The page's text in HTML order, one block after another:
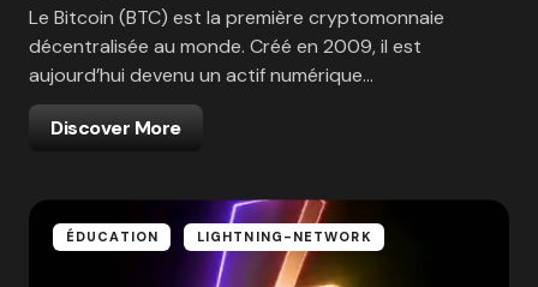
Le Bitcoin (BTC) est la première cryptomonnaie
décentralisée au monde. Créé en 2009, il est
aujourd’hui devenu un actif numérique…
Discover More
ÉDUCATION LIGHTNING-NETWORK